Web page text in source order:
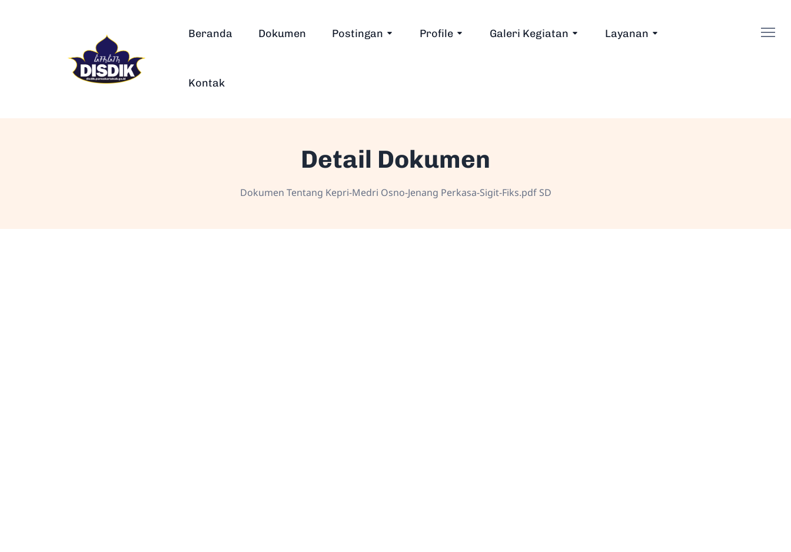
Beranda Dokumen Postingan Profile Galeri Kegiatan Layanan
Kontak
Detail Dokumen
Dokumen Tentang Kepri-Medri Osno-Jenang Perkasa-Sigit-Fiks.pdf SD